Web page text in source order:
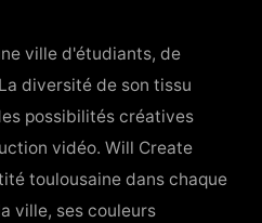
ville d'étudiants, de
diversité de son tissu
possibilités créatives
vidéo. Will Create
toulousaine dans chaque
ville, ses couleurs